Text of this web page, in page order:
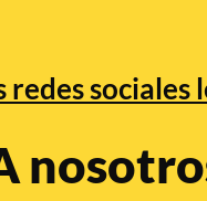
redes sociales
con los